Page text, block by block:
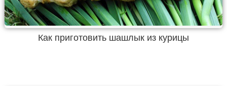
Как приготовить шашлык из курицы